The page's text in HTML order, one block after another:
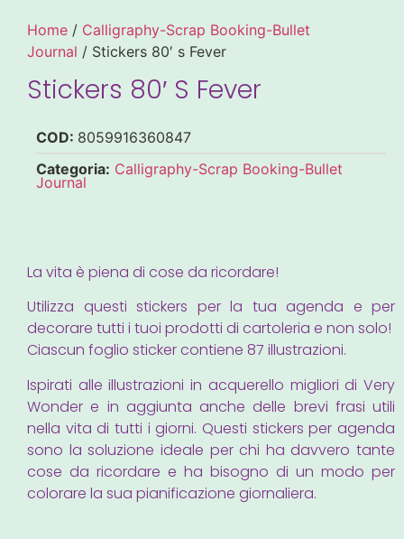
Home / Calligraphy-Scrap Booking-Bullet
Journal / Stickers 80′ s Fever
Stickers 80′ S Fever
COD: 8059916360847
Categoria: Calligraphy-Scrap Booking-Bullet
Journal
La vita è piena di cose da ricordare!
Utilizza questi stickers per la tua agenda e per
decorare tutti i tuoi prodotti di cartoleria e non solo!
Ciascun foglio sticker contiene 87 illustrazioni.
Ispirati alle illustrazioni in acquerello migliori di Very
Wonder e in aggiunta anche delle brevi frasi utili
nella vita di tutti i giorni. Questi stickers per agenda
sono la soluzione ideale per chi ha davvero tante
cose da ricordare e ha bisogno di un modo per
colorare la sua pianificazione giornaliera.